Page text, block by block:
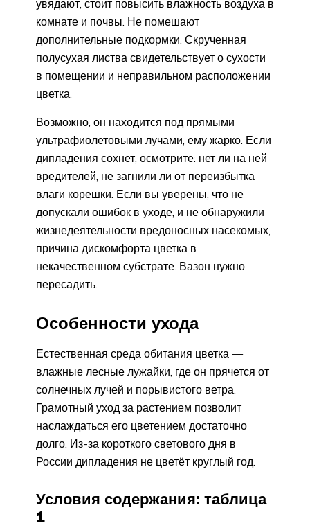
увядают, стоит повысить влажность воздуха в
комнате и почвы. Не помешают
дополнительные подкормки. Скрученная
полусухая листва свидетельствует о сухости
в помещении и неправильном расположении
цветка.
Возможно, он находится под прямыми
ультрафиолетовыми лучами, ему жарко. Если
дипладения сохнет, осмотрите: нет ли на ней
вредителей, не загнили ли от переизбытка
влаги корешки. Если вы уверены, что не
допускали ошибок в уходе, и не обнаружили
жизнедеятельности вредоносных насекомых,
причина дискомфорта цветка в
некачественном субстрате. Вазон нужно
пересадить.
Особенности ухода
Естественная среда обитания цветка —
влажные лесные лужайки, где он прячется от
солнечных лучей и порывистого ветра.
Грамотный уход за растением позволит
наслаждаться его цветением достаточно
долго. Из-за короткого светового дня в
России дипладения не цветёт круглый год.
Условия содержания: таблица
1